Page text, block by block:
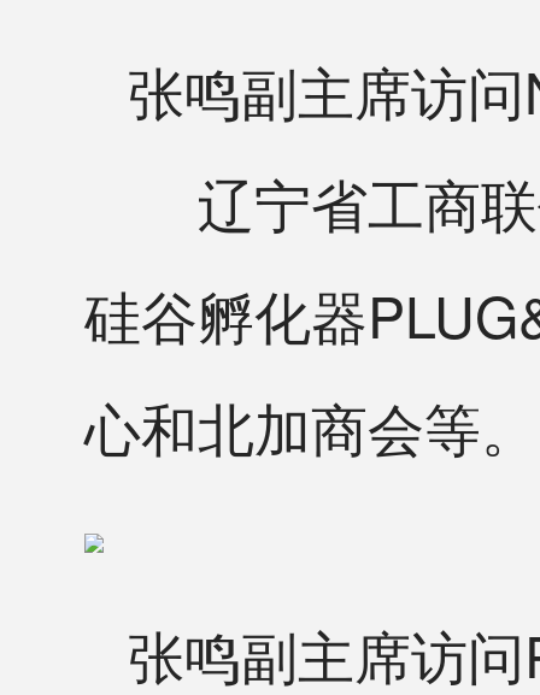
张鸣副主席访
辽宁省工商联
硅谷孵化器
心和北加商会等。
张鸣副主席访